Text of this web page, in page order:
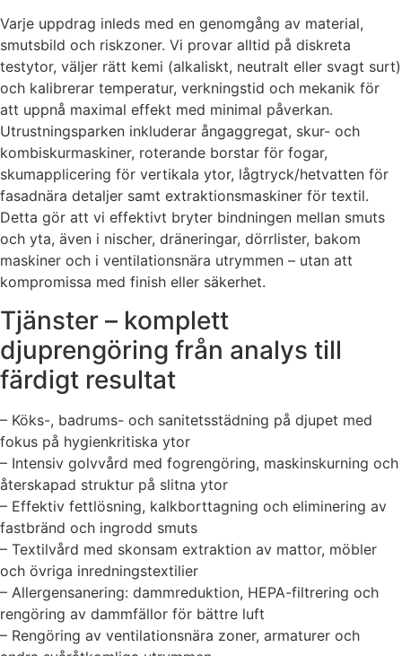
Varje uppdrag inleds med en genomgång av material,
smutsbild och riskzoner. Vi provar alltid på diskreta
testytor, väljer rätt kemi (alkaliskt, neutralt eller svagt surt)
och kalibrerar temperatur, verkningstid och mekanik för
att uppnå maximal effekt med minimal påverkan.
Utrustningsparken inkluderar ångaggregat, skur- och
kombiskurmaskiner, roterande borstar för fogar,
skumapplicering för vertikala ytor, lågtryck/hetvatten för
fasadnära detaljer samt extraktionsmaskiner för textil.
Detta gör att vi effektivt bryter bindningen mellan smuts
och yta, även i nischer, dräneringar, dörrlister, bakom
maskiner och i ventilationsnära utrymmen – utan att
kompromissa med finish eller säkerhet.
Tjänster – komplett
djuprengöring från analys till
färdigt resultat
– Köks-, badrums- och sanitetsstädning på djupet med
fokus på hygienkritiska ytor
– Intensiv golvvård med fogrengöring, maskinskurning och
återskapad struktur på slitna ytor
– Effektiv fettlösning, kalkborttagning och eliminering av
fastbränd och ingrodd smuts
– Textilvård med skonsam extraktion av mattor, möbler
och övriga inredningstextilier
– Allergensanering: dammreduktion, HEPA-filtrering och
rengöring av dammfällor för bättre luft
– Rengöring av ventilationsnära zoner, armaturer och